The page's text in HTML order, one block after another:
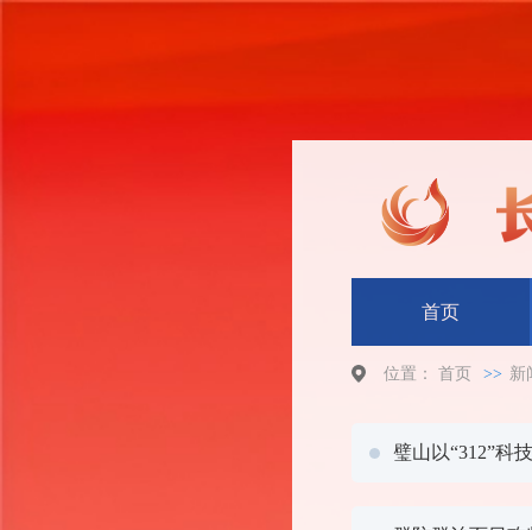
首页
位置： 首页 >> 新
璧山以“312”科